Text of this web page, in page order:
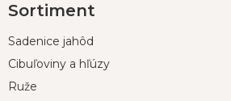
á
ä
Sortiment
Sadenice jahôd
Cibuľoviny a hľúzy
Ruže